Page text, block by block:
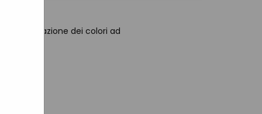
l’azione dei colori ad